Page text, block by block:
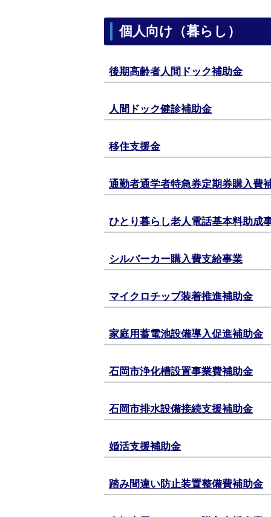
個人向け（暮らし）
後期高齢者人間ドック補助金
人間ドック健診補助金
移住支援金
通勤者通学者特急券定期券購入費
ひとり暮らし老人電話基本料助成
シルバーカー購入費支給事業
マイクロチップ装着推進補助金
家庭用蓄電池設備導入促進補助金
石岡市浄化槽設置事業費補助金
石岡市排水設備接続支援補助金
婚活支援補助金
踏み間違い防止装置整備費補助金